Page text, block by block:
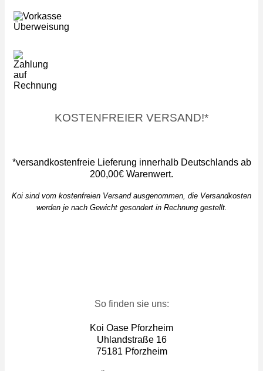
KOSTENFREIER VERSAND!*
*versandkostenfreie Lieferung innerhalb Deutschlands ab
200,00€ Warenwert.
Koi sind vom kostenfreien Versand ausgenommen, die Versandkosten
werden je nach Gewicht gesondert in Rechnung gestellt.
So finden sie uns:
Koi Oase Pforzheim
Uhlandstraße 16
75181 Pforzheim